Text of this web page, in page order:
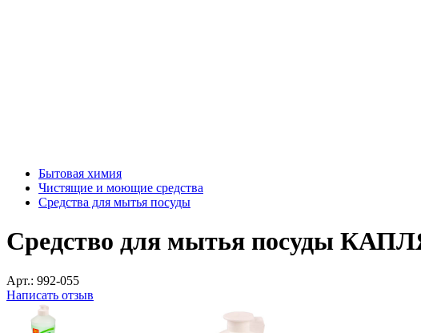
Бытовая химия
Чистящие и моющие средства
Средства для мытья посуды
Средство для мытья посуды
Арт.: 992-055
Написать отзыв